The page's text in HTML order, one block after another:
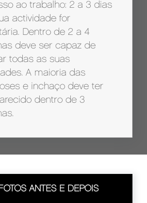
ao trabalho: 2 a 3 dias
actividade for
Dentro de 2 a 4
deve ser capaz de
todas as suas
A maioria das
e inchaço deve ter
dentro de 3
ANTES E DEPOIS